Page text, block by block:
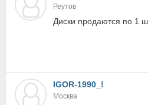
Реутов
Диски продаются по 1
IGOR-1990_!
Москва